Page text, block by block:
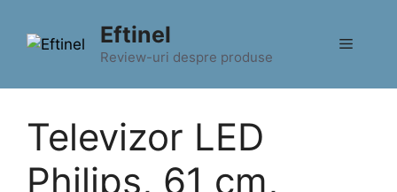
conținut
Eftinel
Review-uri despre produse
Meniu
Televizor LED
Philips, 61 cm,